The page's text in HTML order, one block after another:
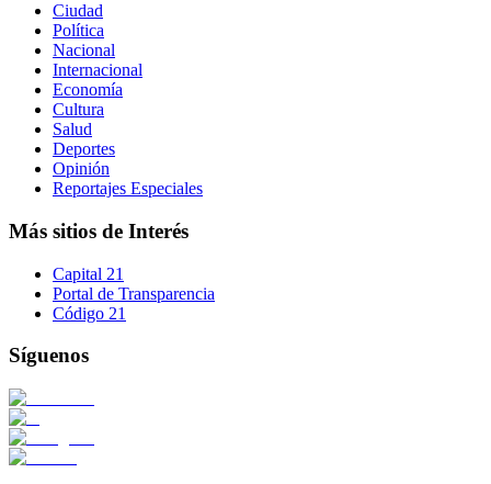
Ciudad
Política
Nacional
Internacional
Economía
Cultura
Salud
Deportes
Opinión
Reportajes Especiales
Más sitios de Interés
Capital 21
Portal de Transparencia
Código 21
Síguenos